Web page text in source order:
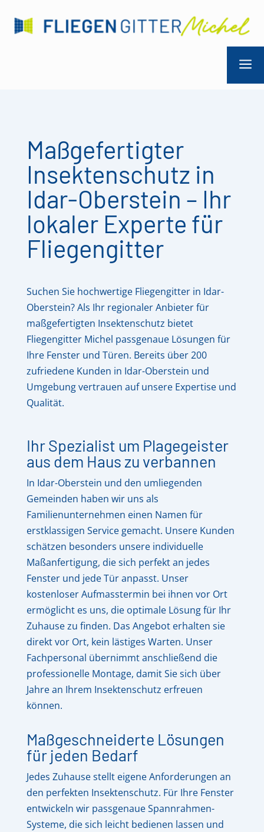
a
Maßgefertigter
Insektenschutz in
Idar-Oberstein – Ihr
lokaler Experte für
Fliegengitter
Suchen Sie hochwertige Fliegengitter in Idar-
Oberstein? Als Ihr regionaler Anbieter für
maßgefertigten Insektenschutz bietet
Fliegengitter Michel passgenaue Lösungen für
Ihre Fenster und Türen. Bereits über 200
zufriedene Kunden in Idar-Oberstein und
Umgebung vertrauen auf unsere Expertise und
Qualität.
Ihr Spezialist um Plagegeister
aus dem Haus zu verbannen
In Idar-Oberstein und den umliegenden
Gemeinden haben wir uns als
Familienunternehmen einen Namen für
erstklassigen Service gemacht. Unsere Kunden
schätzen besonders unsere individuelle
Maßanfertigung, die sich perfekt an jedes
Fenster und jede Tür anpasst. Unser
kostenloser Aufmasstermin bei ihnen vor Ort
ermöglicht es uns, die optimale Lösung für Ihr
Zuhause zu finden. Das Angebot erhalten sie
direkt vor Ort, kein lästiges Warten. Unser
Fachpersonal übernimmt anschließend die
professionelle Montage, damit Sie sich über
Jahre an Ihrem Insektenschutz erfreuen
können.
Maßgeschneiderte Lösungen
für jeden Bedarf
Jedes Zuhause stellt eigene Anforderungen an
den perfekten Insektenschutz. Für Ihre Fenster
entwickeln wir passgenaue Spannrahmen-
Systeme, die sich leicht bedienen lassen und